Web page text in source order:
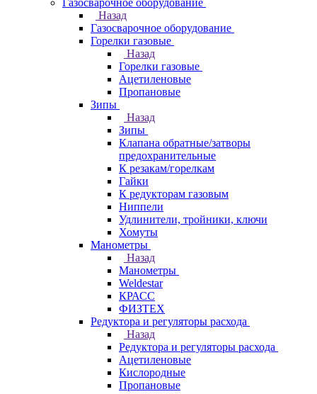
Газосварочное оборудование
Назад
Газосварочное оборудование
Горелки газовые
Назад
Горелки газовые
Ацетиленовые
Пропановые
Зипы
Назад
Зипы
Клапана обратные/затворы
предохранительные
К резакам/горелкам
Гайки
К редукторам газовым
Ниппели
Удлинители, тройники, ключи
Хомуты
Манометры
Назад
Манометры
Weldestar
КРАСС
ФИЗТЕХ
Редуктора и регуляторы расхода
Назад
Редуктора и регуляторы расхода
Ацетиленовые
Кислородные
Пропановые